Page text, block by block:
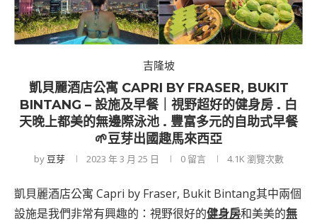
吉隆坡
凱貝麗酒店公寓 CAPRI BY FRASER, BUKIT
BINTANG – 設施及早餐｜視野超好的健身房 . 白
天晚上都美的無邊際泳池 . 豐富多元的自助式早餐
🌱豆芽出國趣馬來西亞
by 豆芽 2023 年 3 月 25 日 0 留言 4.1K瀏覽次數
凱貝麗酒店公寓 Capri by Fraser, Bukit Bintang其中兩個
設施是我們非常有興趣的：視野很好的健身房和美美的無